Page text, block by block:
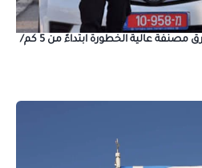
تشديد مخالفات السرعة على طرق مصنفة عالية الخطورة ابتداءً من 5 كم/